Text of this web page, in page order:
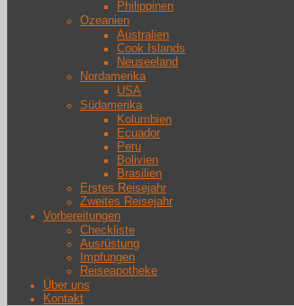
Philippinen
Ozeanien
Australien
Cook Islands
Neuseeland
Nordamerika
USA
Südamerika
Kolumbien
Ecuador
Peru
Bolivien
Brasilien
Erstes Reisejahr
Zweites Reisejahr
Vorbereitungen
Checkliste
Ausrüstung
Impfungen
Reiseapotheke
Über uns
Kontakt